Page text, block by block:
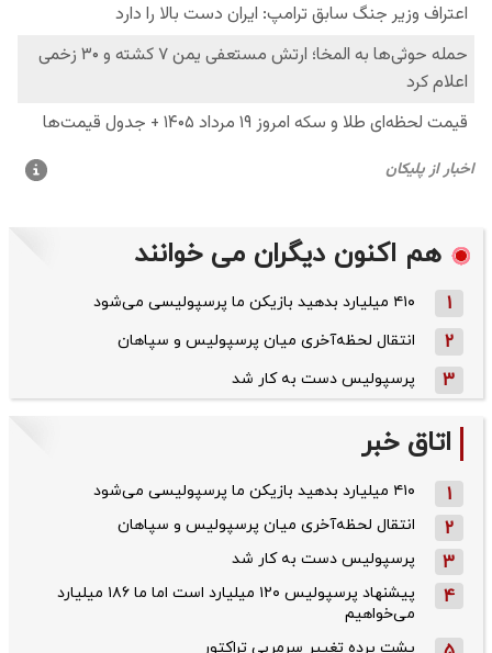
هم اکنون دیگران می خوانند
1 ۴۱۰ میلیارد بدهید بازیکن ما پرسپولیسی می‌شود
2 انتقال لحظه‌آخری میان پرسپولیس و سپاهان
3 پرسپولیس دست به کار شد
اتاق خبر
1 ۴۱۰ میلیارد بدهید بازیکن ما پرسپولیسی می‌شود
2 انتقال لحظه‌آخری میان پرسپولیس و سپاهان
3 پرسپولیس دست به کار شد
4
پیشنهاد پرسپولیس ۱۲۰ میلیارد است اما ما ۱۸۶ میلیارد
می‌خواهیم
پشت پرده تغییر سرمربی تراکتور